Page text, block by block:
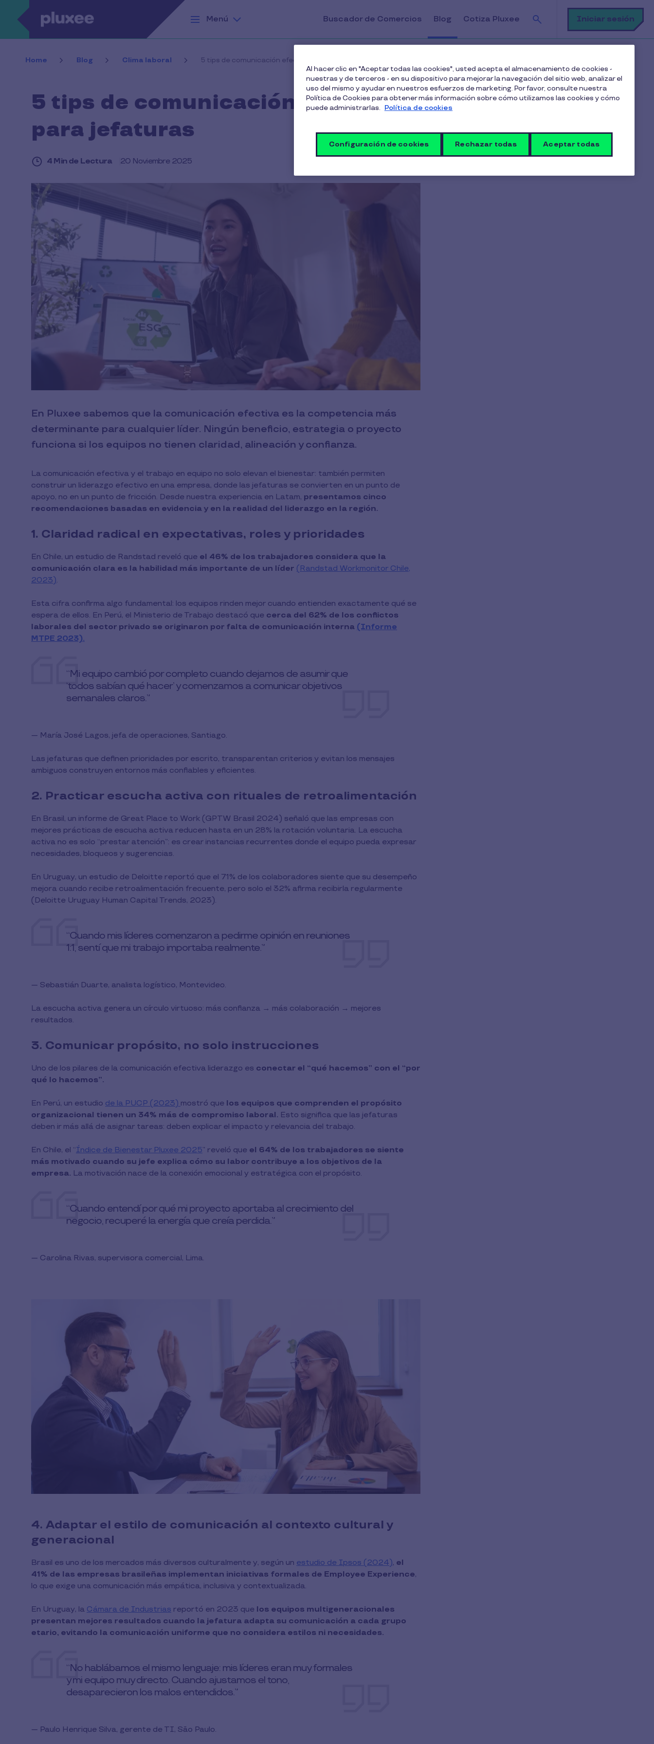
Pasar al contenido principal
Menú
Buscador de Comercios Blog Cotiza Pluxee
Buscar
Iniciar sesión
Home Blog Clima laboral 5 tips de comunicación efectiva para jefaturas
5 tips de comunicación efectiva
para jefaturas
4 Min de Lectura 20 Noviembre 2025
En Pluxee sabemos que la comunicación efectiva es la competencia más
determinante para cualquier líder. Ningún beneficio, estrategia o proyecto
funciona si los equipos no tienen claridad, alineación y confianza.
La comunicación efectiva y el trabajo en equipo no solo elevan el bienestar: también permiten
construir un liderazgo efectivo en una empresa, donde las jefaturas se convierten en un punto de
apoyo, no en un punto de fricción. Desde nuestra experiencia en Latam, presentamos cinco
recomendaciones basadas en evidencia y en la realidad del liderazgo en la región.
1. Claridad radical en expectativas, roles y prioridades
En Chile, un estudio de Randstad reveló que el 46% de los trabajadores considera que la
comunicación clara es la habilidad más importante de un líder (Randstad Workmonitor Chile,
2023).
Esta cifra confirma algo fundamental: los equipos rinden mejor cuando entienden exactamente qué se
espera de ellos. En Perú, el Ministerio de Trabajo destacó que cerca del 62% de los conflictos
laborales del sector privado se originaron por falta de comunicación interna (Informe
MTPE 2023).
“Mi equipo cambió por completo cuando dejamos de asumir que
‘todos sabían qué hacer’ y comenzamos a comunicar objetivos
semanales claros.”
— María José Lagos, jefa de operaciones, Santiago.
Las jefaturas que definen prioridades por escrito, transparentan criterios y evitan los mensajes
ambiguos construyen entornos más confiables y eficientes.
2. Practicar escucha activa con rituales de retroalimentación
En Brasil, un informe de Great Place to Work (GPTW Brasil 2024) señaló que las empresas con
mejores prácticas de escucha activa reducen hasta en un 28% la rotación voluntaria. La escucha
activa no es solo “prestar atención”: es crear instancias recurrentes donde el equipo pueda expresar
necesidades, bloqueos y sugerencias.
En Uruguay, un estudio de Deloitte reportó que el 71% de los colaboradores siente que su desempeño
mejora cuando recibe retroalimentación frecuente, pero solo el 32% afirma recibirla regularmente
(Deloitte Uruguay Human Capital Trends, 2023).
“Cuando mis líderes comenzaron a pedirme opinión en reuniones
1:1, sentí que mi trabajo importaba realmente.”
— Sebastián Duarte, analista logístico, Montevideo.
La escucha activa genera un círculo virtuoso: más confianza → más colaboración → mejores
resultados.
3. Comunicar propósito, no solo instrucciones
Uno de los pilares de la comunicación efectiva liderazgo es conectar el “qué hacemos” con el “por
qué lo hacemos”.
En Perú, un estudio de la PUCP (2023) mostró que los equipos que comprenden el propósito
organizacional tienen un 34% más de compromiso laboral. Esto significa que las jefaturas
deben ir más allá de asignar tareas: deben explicar el impacto y relevancia del trabajo.
En Chile, el “Índice de Bienestar Pluxee 2025” reveló que el 64% de los trabajadores se siente
más motivado cuando su jefe explica cómo su labor contribuye a los objetivos de la
empresa. La motivación nace de la conexión emocional y estratégica con el propósito.
“Cuando entendí por qué mi proyecto aportaba al crecimiento del
negocio, recuperé la energía que creía perdida.”
— Carolina Rivas, supervisora comercial, Lima.
4. Adaptar el estilo de comunicación al contexto cultural y
generacional
Brasil es uno de los mercados más diversos culturalmente y, según un estudio de Ipsos (2024), el
41% de las empresas brasileñas implementan iniciativas formales de Employee Experience,
lo que exige una comunicación más empática, inclusiva y contextualizada.
En Uruguay, la Cámara de Industrias reportó en 2023 que los equipos multigeneracionales
presentan mejores resultados cuando la jefatura adapta su comunicación a cada grupo
etario, evitando la comunicación uniforme que no considera estilos ni necesidades.
“No hablábamos el mismo lenguaje: mis líderes eran muy formales
y mi equipo muy directo. Cuando ajustamos el tono,
desaparecieron los malos entendidos.”
— Paulo Henrique Silva, gerente de TI, São Paulo.
Suscríbete a nuestro blog
Al hacer clic en "Aceptar todas las cookies", usted acepta el almacenamiento de cookies -
nuestras y de terceros - en su dispositivo para mejorar la navegación del sitio web, analizar el
uso del mismo y ayudar en nuestros esfuerzos de marketing. Por favor, consulte nuestra
Política de Cookies para obtener más información sobre cómo utilizamos las cookies y cómo
puede administrarlas. Política de cookies
Configuración de cookies Rechazar todas Aceptar todas